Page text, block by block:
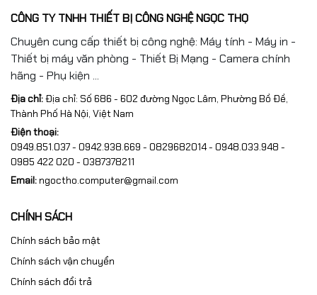
CÔNG TY TNHH THIẾT BỊ CÔNG NGHỆ NGỌC THỌ
Chuyên cung cấp thiết bị công nghệ: Máy tính - Máy in -
Thiết bị máy văn phòng - Thiết Bị Mạng - Camera chính
hãng - Phụ kiện ...
Địa chỉ:Địa chỉ: Số 686 - 602 đường Ngọc Lâm, Phường Bồ Đề,
Thành Phố Hà Nội, Việt Nam
Điện thoại:
0949.851.037 - 0942.938.669 - 0829682014 - 0948.033.948 -
0985 422 020 - 0387378211
Email:ngoctho.computer@gmail.com
CHÍNH SÁCH
Chính sách bảo mật
Chính sách vận chuyển
Chính sách đổi trả